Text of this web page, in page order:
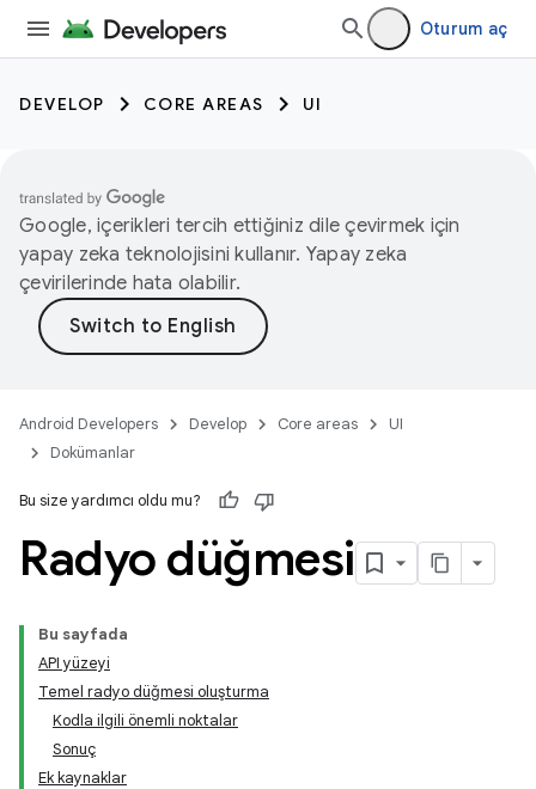
Oturum aç
DEVELOP CORE AREAS UI
Google, içerikleri tercih ettiğiniz dile çevirmek için
yapay zeka teknolojisini kullanır. Yapay zeka
çevirilerinde hata olabilir.
Android Developers Develop Core areas
UI
Dokümanlar
Bu size yardımcı oldu mu?
Radyo düğmesi
Bu sayfada
API yüzeyi
Temel radyo düğmesi oluşturma
Kodla ilgili önemli noktalar
Sonuç
Ek kaynaklar